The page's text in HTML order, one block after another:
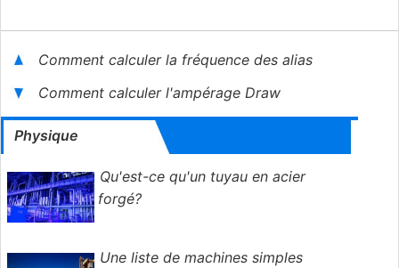
Comment calculer la fréquence des alias
Comment calculer l'ampérage Draw
Physique
Qu'est-ce qu'un tuyau en acier
forgé?
Une liste de machines simples